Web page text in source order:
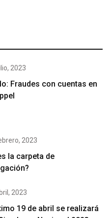
2023
Fraudes con cuentas en
2023
la carpeta de
2023
19 de abril se realizará